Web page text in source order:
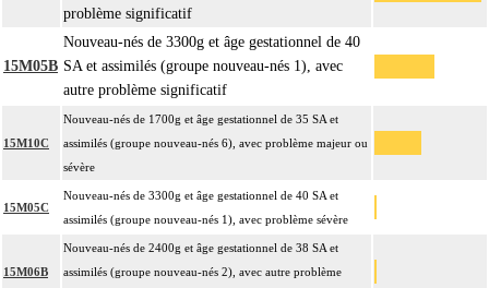
problème significatif
15M05B
Nouveau-nés de 3300g et âge gestationnel de 40
SA et assimilés (groupe nouveau-nés 1), avec
autre problème significatif
15M10C
Nouveau-nés de 1700g et âge gestationnel de 35 SA et
assimilés (groupe nouveau-nés 6), avec problème majeur ou
sévère
15M05C
Nouveau-nés de 3300g et âge gestationnel de 40 SA et
assimilés (groupe nouveau-nés 1), avec problème sévère
15M06B
Nouveau-nés de 2400g et âge gestationnel de 38 SA et
assimilés (groupe nouveau-nés 2), avec autre problème